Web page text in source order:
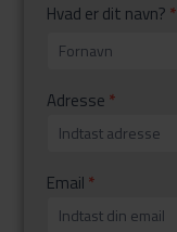
Frivillig
Hvad er dit navn? *
Hvad
navn?
Adresse *
Email *